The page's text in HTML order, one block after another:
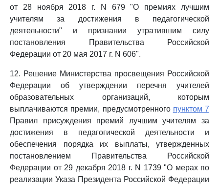
от 28 ноября 2018 г. N 679 "О премиях лучшим
учителям за достижения в педагогической
деятельности" и признании утратившим силу
постановления Правительства Российской
Федерации от 20 мая 2017 г. N 606".
12. Решение Министерства просвещения Российской
Федерации об утверждении перечня учителей
образовательных организаций, которым
выплачиваются премии, предусмотренного пунктом 7
Правил присуждения премий лучшим учителям за
достижения в педагогической деятельности и
обеспечения порядка их выплаты, утвержденных
постановлением Правительства Российской
Федерации от 29 декабря 2018 г. N 1739 "О мерах по
реализации Указа Президента Российской Федерации